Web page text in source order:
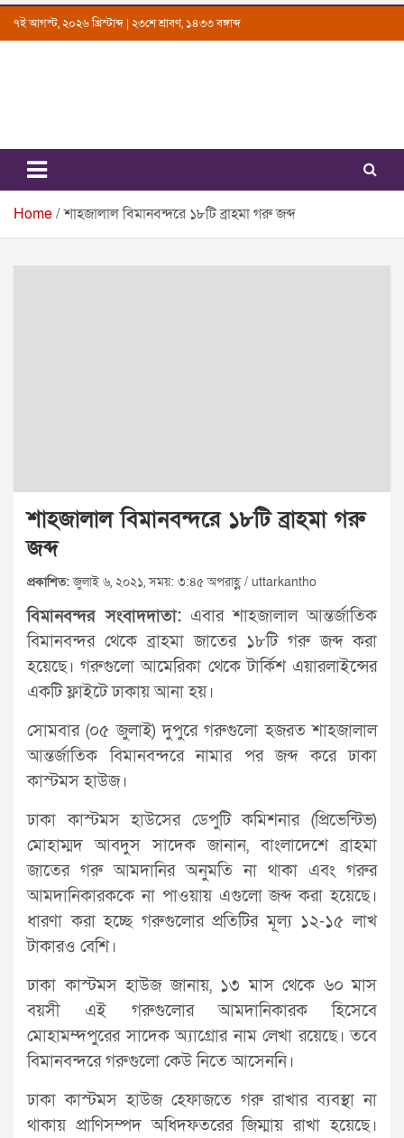
Skip৭ই আগস্ট, ২০২৬ খ্রিস্টাব্দ | ২৩শে শ্রাবণ, ১৪৩৩ বঙ্গাব্দ
Uttarkantho
News Portal
Home শাহজালাল বিমানবন্দরে ১৮টি ব্রাহমা গরু জব্দ
শাহজালাল বিমানবন্দরে ১৮টি ব্রাহমা গরু
জব্দ
প্রকাশিত:জুলাই ৬, ২০২১, সময়: ৩:৪৫ অপরাহ্ণ / uttarkantho
বিমানবন্দর সংবাদদাতা: এবার শাহজালাল আন্তর্জাতিক
বিমানবন্দর থেকে ব্রাহমা জাতের ১৮টি গরু জব্দ করা
হয়েছে। গরুগুলো আমেরিকা থেকে টার্কিশ এয়ারলাইন্সের
একটি ফ্লাইটে ঢাকায় আনা হয়।
সোমবার (০৫ জুলাই) দুপুরে গরুগুলো হজরত শাহজালাল
আন্তর্জাতিক বিমানবন্দরে নামার পর জব্দ করে ঢাকা
কাস্টমস হাউজ।
ঢাকা কাস্টমস হাউসের ডেপুটি কমিশনার (প্রিভেন্টিভ)
মোহাম্মদ আবদুস সাদেক জানান, বাংলাদেশে ব্রাহমা
জাতের গরু আমদানির অনুমতি না থাকা এবং গরুর
আমদানিকারককে না পাওয়ায় এগুলো জব্দ করা হয়েছে।
ধারণা করা হচ্ছে গরুগুলোর প্রতিটির মূল্য ১২-১৫ লাখ
টাকারও বেশি।
ঢাকা কাস্টমস হাউজ জানায়, ১৩ মাস থেকে ৬০ মাস
বয়সী এই গরুগুলোর আমদানিকারক হিসেবে
মোহামম্দপুরের সাদেক অ্যাগ্রোর নাম লেখা রয়েছে। তবে
বিমানবন্দরে গরুগুলো কেউ নিতে আসেননি।
ঢাকা কাস্টমস হাউজ হেফাজতে গরু রাখার ব্যবস্থা না
থাকায় প্রাণিসম্পদ অধিদফতরের জিম্মায় রাখা হয়েছে।